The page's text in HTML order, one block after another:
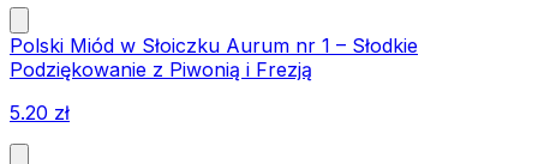
Polski Miód w Słoiczku Aurum nr 1 – Słodkie
Podziękowanie z Piwonią i Frezją
5.20 zł